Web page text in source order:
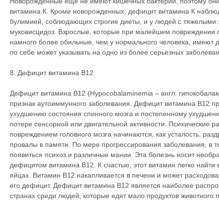
витамина К. Кроме новорожденных, дефицит витамина К
булимией, соблюдающих строгие диеты, и у людей с тяжелыми
муковисцидоз. Взрослые, которые при малейшем повреждении
намного более обильные, чем у нормального человека, имеют
по себе может указывать на одно из более серьезных
8. Дефицит витамина В12
Дефицит витамина В12 (Hypocobalaminemia – англ.
признак аутоиммунного заболевания. Дефицит витамина В12
ухудшению состояния спинного мозга и постепенному
потере сенсорной или двигательной активности. Психические
повреждением головного мозга начинаются, как усталость,
провалы в памяти. По мере прогрессирования заболевания, в
появиться психоз и различные мании. Эта болезнь носит
дефицитом витамина В12. К счастью, этот витамин легко
яйцах. Витамин В12 накапливается в печени и может
его дефицит. Дефицит витамина В12 является наиболее
странах среди людей, которые едят мало продуктов животного